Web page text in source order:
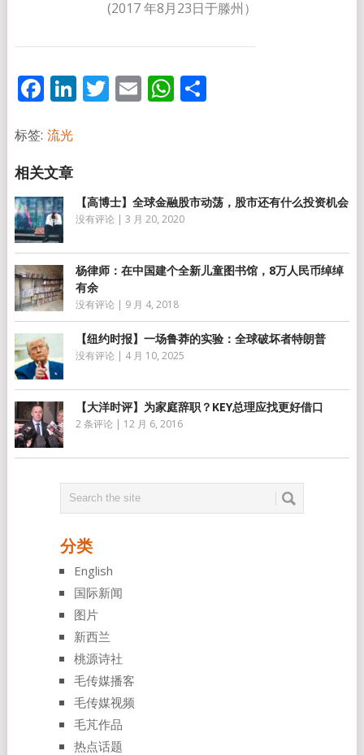
(2017 年8月23日于滕州）
Facebook
LinkedIn
Twitter
EmailWhatsApp
分
标签: 流光
【高博士】全球金融股市动荡，股市还有什么投资机会
没有评论 | 3 月 20, 2020
杨律师：在中国建个全新儿童图书馆，8万人民币绰绰
有余
没有评论 | 9 月 4, 2018
【纽约时报】一场鲁莽的实验：全球破坏者特朗普
没有评论 | 4 月 10, 2025
【大洋时评】为家庭辞职？KEY总理应找更好借口
2 条评论 | 12 月 6, 2016
分类
English
国际新闻
图片
新西兰
桃源诗社
毛传媒播客
毛传媒视频
毛芃作品
热点话题